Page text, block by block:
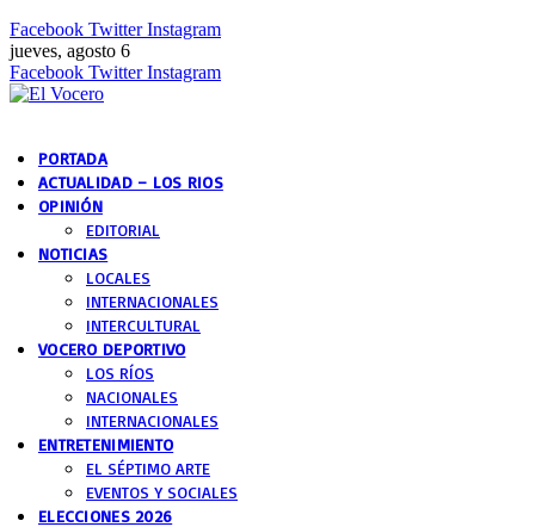
Facebook Twitter Instagram
jueves, agosto 6
Facebook Twitter Instagram
PORTADA
ACTUALIDAD – LOS RIOS
OPINIÓN
EDITORIAL
NOTICIAS
LOCALES
INTERNACIONALES
INTERCULTURAL
VOCERO DEPORTIVO
LOS RÍOS
NACIONALES
INTERNACIONALES
ENTRETENIMIENTO
EL SÉPTIMO ARTE
EVENTOS Y SOCIALES
ELECCIONES 2026